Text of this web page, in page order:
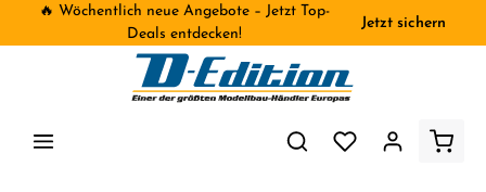
🔥 Wöchentlich neue Angebote – Jetzt Top-
Deals entdecken!
Jetzt sichern